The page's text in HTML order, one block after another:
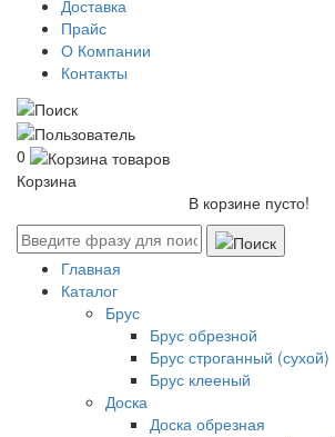
Доставка
Прайс
О Компании
Контакты
0
Корзина
В корзине пусто!
Главная
Каталог
Брус
Брус обрезной
Брус строганный (сухой)
Брус клееный
Доска
Доска обрезная